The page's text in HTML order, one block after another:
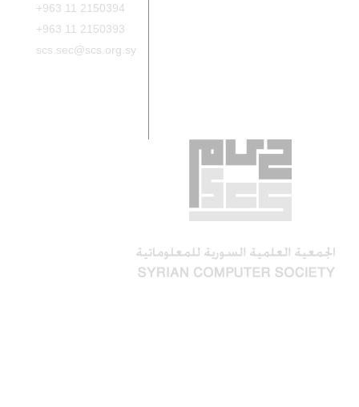
+963 11 2150394
+963 11 2150393
scs.sec@scs.org.sy